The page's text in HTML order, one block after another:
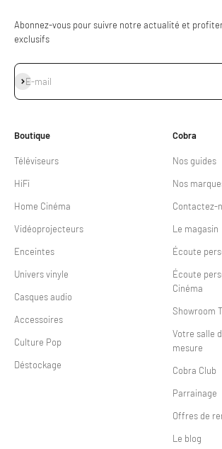
Abonnez-vous pour suivre notre actualité et
exclusifs
E-mail
S'inscrire
Boutique
Téléviseurs
HiFi
Home Cinéma
Vidéoprojecteurs
Enceintes
Univers vinyle
Casques audio
Accessoires
Culture Pop
Déstockage
Cobra
Nos guides
Nos
Contactez-
Le magasin
Écoute
Écoute
Cinéma
Showroom
Votre salle
mesure
Cobra Club
Parrainage
Offres de
Le blog